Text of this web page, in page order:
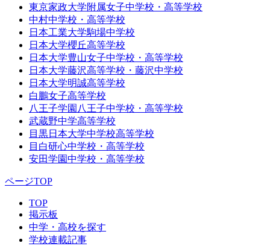
東京家政大学附属女子中学校・高等学校
中村中学校・高等学校
日本工業大学駒場中学校
日本大学櫻丘高等学校
日本大学豊山女子中学校・高等学校
日本大学藤沢高等学校・藤沢中学校
日本大学明誠高等学校
白鵬女子高等学校
八王子学園八王子中学校・高等学校
武蔵野中学高等学校
目黒日本大学中学校高等学校
目白研心中学校・高等学校
安田学園中学校・高等学校
ページTOP
TOP
掲示板
中学・高校を探す
学校連載記事